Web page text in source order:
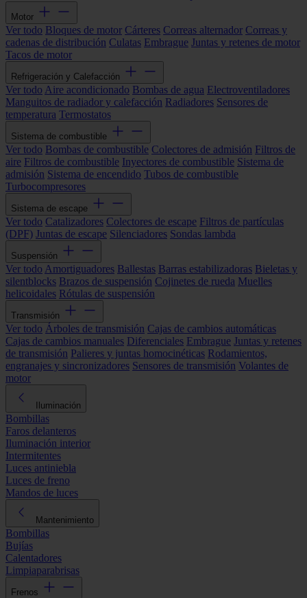
Motor
Ver todo Bloques de motor Cárteres Correas alternador Correas y
cadenas de distribución Culatas Embrague Juntas y retenes de motor
Tacos de motor
Refrigeración y Calefacción
Ver todo Aire acondicionado Bombas de agua Electroventiladores
Manguitos de radiador y calefacción Radiadores Sensores de
temperatura Termostatos
Sistema de combustible
Ver todo Bombas de combustible Colectores de admisión Filtros de
aire Filtros de combustible Inyectores de combustible Sistema de
admisión Sistema de encendido Tubos de combustible
Turbocompresores
Sistema de escape
Ver todo Catalizadores Colectores de escape Filtros de partículas
(DPF) Juntas de escape Silenciadores Sondas lambda
Suspensión
Ver todo Amortiguadores Ballestas Barras estabilizadoras Bieletas y
silentblocks Brazos de suspensión Cojinetes de rueda Muelles
helicoidales Rótulas de suspensión
Transmisión
Ver todo Árboles de transmisión Cajas de cambios automáticas
Cajas de cambios manuales Diferenciales Embrague Juntas y retenes
de transmisión Palieres y juntas homocinéticas Rodamientos,
engranajes y sincronizadores Sensores de transmisión Volantes de
motor
Iluminación
Bombillas
Faros delanteros
Iluminación interior
Intermitentes
Luces antiniebla
Luces de freno
Mandos de luces
Mantenimiento
Bombillas
Bujías
Calentadores
Limpiaparabrisas
Frenos